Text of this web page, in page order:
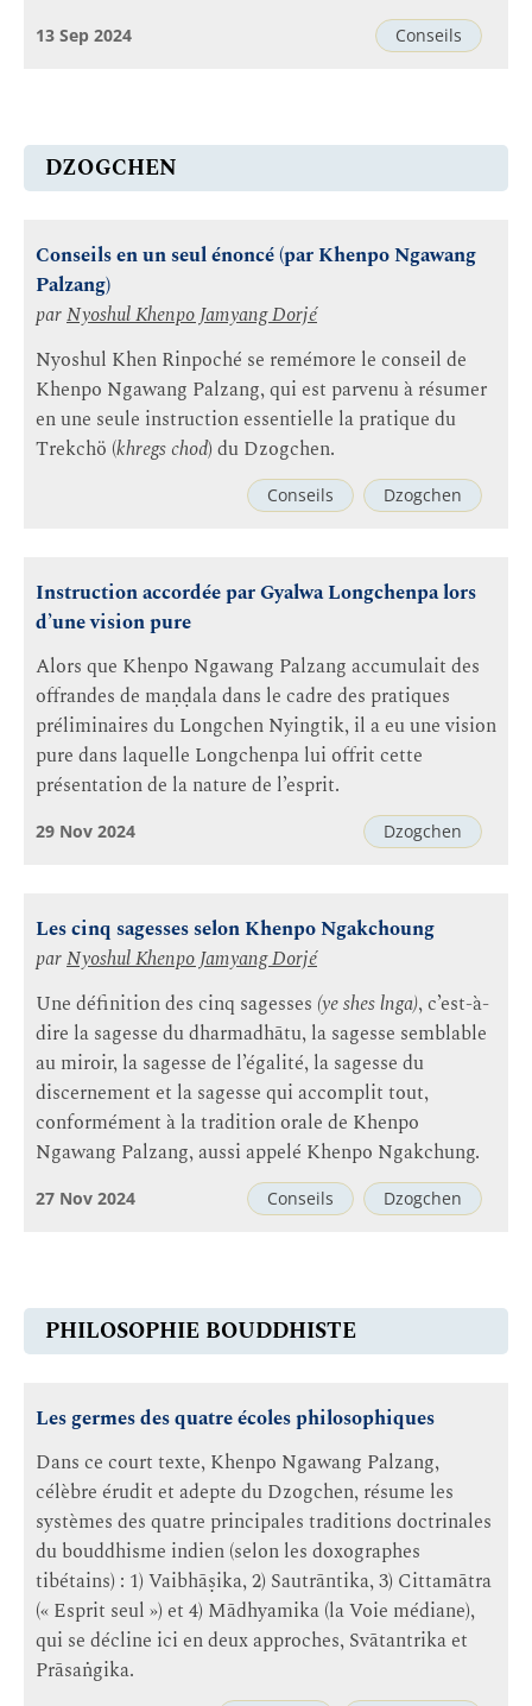
Conseils
13 Sep 2024
DZOGCHEN
Conseils en un seul énoncé (par Khenpo Ngawang
Palzang)
parNyoshul Khenpo Jamyang Dorjé
Nyoshul Khen Rinpoché se remémore le conseil de
Khenpo Ngawang Palzang, qui est parvenu à résumer
en une seule instruction essentielle la pratique du
Trekchö (khregs chod) du Dzogchen.
Conseils Dzogchen
Instruction accordée par Gyalwa Longchenpa lors
d’une vision pure
Alors que Khenpo Ngawang Palzang accumulait des
offrandes de maṇḍala dans le cadre des pratiques
préliminaires du Longchen Nyingtik, il a eu une vision
pure dans laquelle Longchenpa lui offrit cette
présentation de la nature de l’esprit.
Dzogchen
29 Nov 2024
Les cinq sagesses selon Khenpo Ngakchoung
parNyoshul Khenpo Jamyang Dorjé
Une définition des cinq sagesses (ye shes lnga), c’est-à-
dire la sagesse du dharmadhātu, la sagesse semblable
au miroir, la sagesse de l’égalité, la sagesse du
discernement et la sagesse qui accomplit tout,
conformément à la tradition orale de Khenpo
Ngawang Palzang, aussi appelé Khenpo Ngakchung.
Conseils Dzogchen
27 Nov 2024
PHILOSOPHIE BOUDDHISTE
Les germes des quatre écoles philosophiques
Dans ce court texte, Khenpo Ngawang Palzang,
célèbre érudit et adepte du Dzogchen, résume les
systèmes des quatre principales traditions doctrinales
du bouddhisme indien (selon les doxographes
tibétains) : 1) Vaibhāṣika, 2) Sautrāntika, 3) Cittamātra
(« Esprit seul ») et 4) Mādhyamika (la Voie médiane),
qui se décline ici en deux approches, Svātantrika et
Prāsaṅgika.